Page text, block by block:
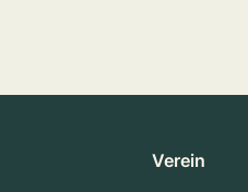
Verein